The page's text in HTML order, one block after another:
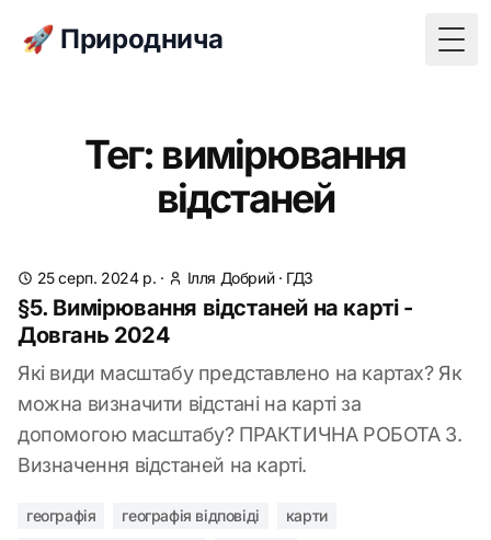
🚀 Природнича
Тег: вимірювання
відстаней
25 серп. 2024 р. · Ілля Добрий· ГДЗ
§5. Вимірювання відстаней на карті -
Довгань 2024
Які види масштабу представлено на картах? Як
можна визначити відстані на карті за
допомогою масштабу? ПРАКТИЧНА РОБОТА 3.
Визначення відстаней на карті.
географія географія відповіді
карти